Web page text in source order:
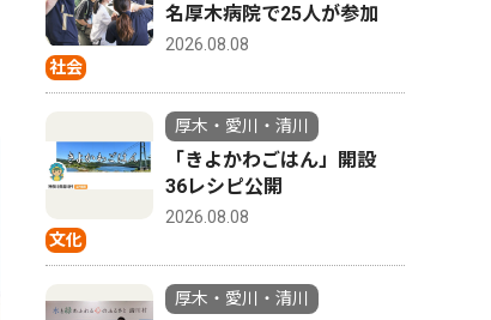
4
社会
名厚木病院で25人が参加
2026.08.08
文化
厚木・愛川・清川
「きよかわごはん」開設
36レシピ公開
2026.08.08
厚木・愛川・清川